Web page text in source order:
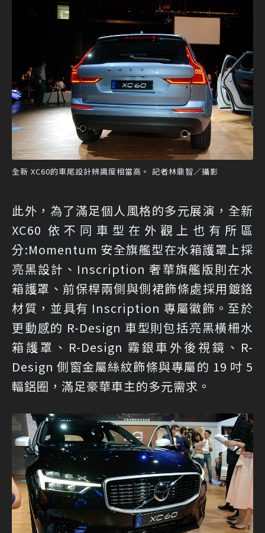
全新 XC60的車尾設計辨識度相當高。 記者林鼎智／攝影
此外，為了滿足個人風格的多元展演，全新
XC60 依不同車型在外觀上也有所區
分:Momentum 安全旗艦型在水箱護罩上採
亮黑設計、Inscription 奢華旗艦版則在水
箱護罩、前保桿兩側與側裙飾條處採用鍍鉻
材質，並具有 Inscription 專屬徽飾。至於
更動感的 R-Design 車型則包括亮黑橫柵水
箱護罩、R-Design 霧銀車外後視鏡、R-
Design 側窗金屬絲紋飾條與專屬的 19 吋 5
輻鋁圈，滿足豪華車主的多元需求。